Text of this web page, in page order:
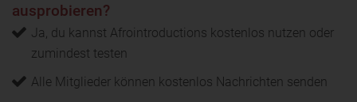
ausprobieren?
Ja, du kannst Afrointroductions kostenlos nutzen oder
zumindest testen
Alle Mitglieder können kostenlos Nachrichten senden